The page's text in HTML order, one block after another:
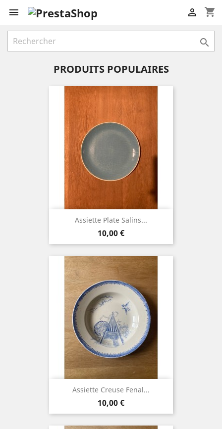
 shopping_cart


PRODUITS POPULAIRES
Assiette Plate Salins...
Prix
10,00 €
Assiette Creuse Fenal...
Prix
10,00 €